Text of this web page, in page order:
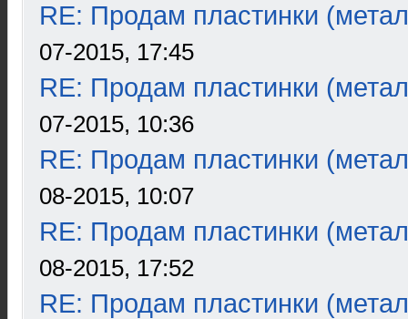
RE: Продам пластинки
07-2015, 17:45
RE: Продам пластинки
07-2015, 10:36
RE: Продам пластинки
08-2015, 10:07
RE: Продам пластинки
08-2015, 17:52
RE: Продам пластинки